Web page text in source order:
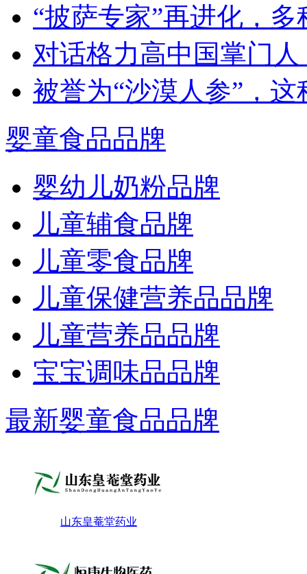
“披萨专家”再进化，
对话格力高中国掌门
被誉为“沙漠人参”，
婴童食品品牌
婴幼儿奶粉品牌
儿童辅食品牌
儿童零食品牌
儿童保健营养品品牌
儿童营养品品牌
宝宝调味品品牌
最新婴童食品品牌
山东皇菴堂药业